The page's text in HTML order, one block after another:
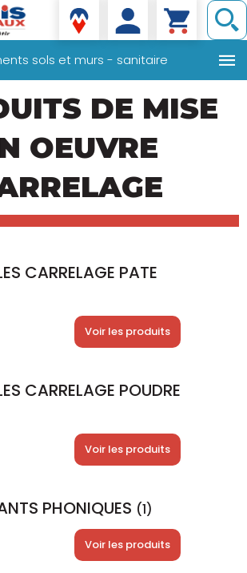
Denis matériaux
sols et murs - sanitaire
DE MISE
OEUVRE
CARRELAGE PATE
Voir les produits
CARRELAGE POUDRE
Voir les produits
PHONIQUES (1)
Voir les produits